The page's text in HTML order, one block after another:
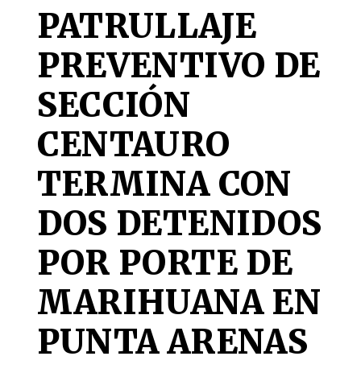
PATRULLAJE
PREVENTIVO DE
SECCIÓN
CENTAURO
TERMINA CON
DOS DETENIDOS
POR PORTE DE
MARIHUANA EN
PUNTA ARENAS